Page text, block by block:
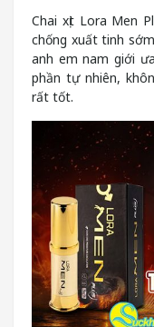
Chai xịt Lora Men
chống xuất tinh
anh em nam giới
phần tự nhiên,
rất tốt.